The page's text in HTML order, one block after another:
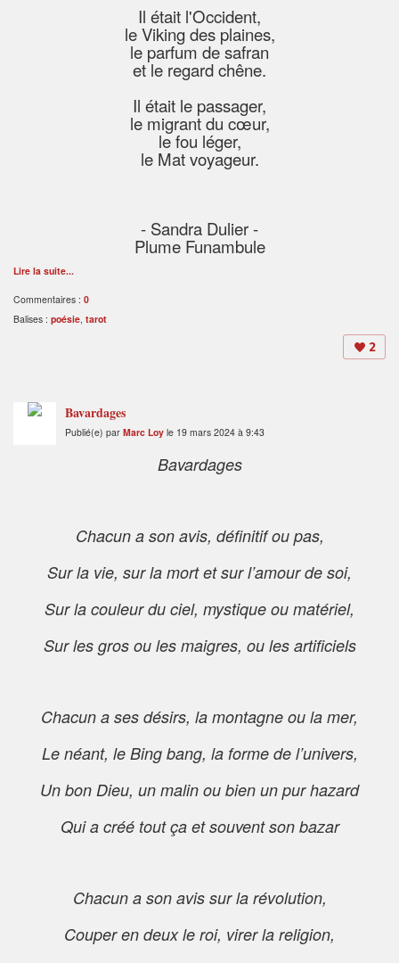
Il était l'Occident,
le Viking des plaines,
le parfum de safran
et le regard chêne.
Il était le passager,
le migrant du cœur,
le fou léger,
le Mat voyageur.
- Sandra Dulier -
Plume Funambule
Lire la suite...
Commentaires : 0
Balises : poésie, tarot
2
Bavardages
Publié(e) par Marc Loy le 19 mars 2024 à 9:43
Bavardages
Chacun a son avis, définitif ou pas,
Sur la vie, sur la mort et sur l’amour de soi,
Sur la couleur du ciel, mystique ou matériel,
Sur les gros ou les maigres, ou les artificiels
Chacun a ses désirs, la montagne ou la mer,
Le néant, le Bing bang, la forme de l’univers,
Un bon Dieu, un malin ou bien un pur hazard
Qui a créé tout ça et souvent son bazar
Chacun a son avis sur la révolution,
Couper en deux le roi, virer la religion,